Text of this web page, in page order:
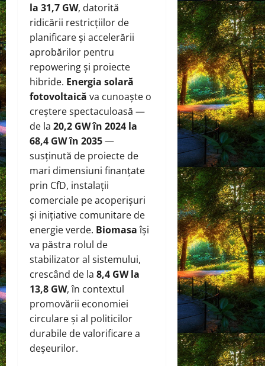
la 31,7 GW, datorită
ridicării restricțiilor de
planificare și accelerării
aprobărilor pentru
repowering și proiecte
hibride. Energia solară
fotovoltaică va cunoaște o
creștere spectaculoasă —
de la 20,2 GW în 2024 la
68,4 GW în 2035—
susținută de proiecte de
mari dimensiuni finanțate
prin CfD, instalații
comerciale pe acoperișuri
și inițiative comunitare de
energie verde. Biomasaîși
va păstra rolul de
stabilizator al sistemului,
crescând de la 8,4 GW la
13,8 GW, în contextul
promovării economiei
circulare și al politicilor
durabile de valorificare a
deșeurilor.